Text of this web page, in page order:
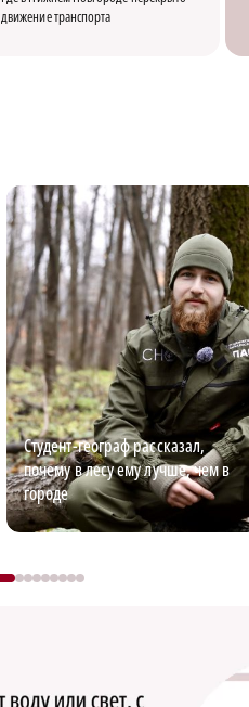
движение транспорта
Студент-географ рассказал,
почему в лесу ему лучше, чем в
городе